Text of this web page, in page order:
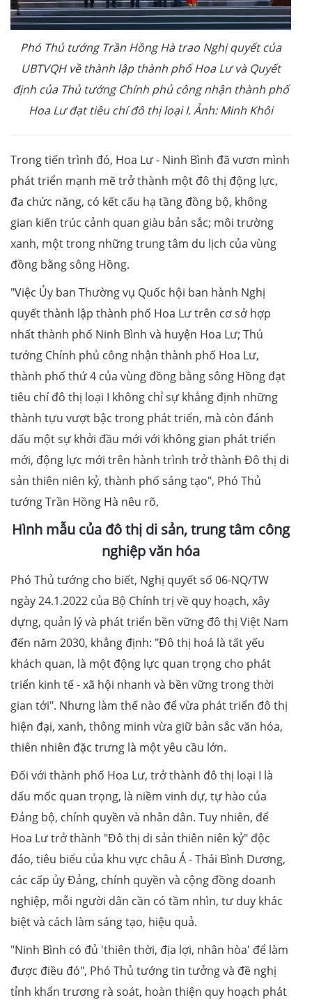
Phó Thủ tướng Trần Hồng Hà trao Nghị quyết của
UBTVQH về thành lập thành phố Hoa Lư và Quyết
định của Thủ tướng Chính phủ công nhận thành phố
Hoa Lư đạt tiêu chí đô thị loại I. Ảnh: Minh Khôi
Trong tiến trình đó, Hoa Lư - Ninh Bình đã vươn mình
phát triển mạnh mẽ trở thành một đô thị động lực,
đa chức năng, có kết cấu hạ tầng đồng bộ, không
gian kiến trúc cảnh quan giàu bản sắc; môi trường
xanh, một trong những trung tâm du lịch của vùng
đồng bằng sông Hồng.
"Việc Ủy ban Thường vụ Quốc hội ban hành Nghị
quyết thành lập thành phố Hoa Lư trên cơ sở hợp
nhất thành phố Ninh Bình và huyện Hoa Lư; Thủ
tướng Chính phủ công nhận thành phố Hoa Lư,
thành phố thứ 4 của vùng đồng bằng sông Hồng đạt
tiêu chí đô thị loại I không chỉ sự khẳng định những
thành tựu vượt bậc trong phát triển, mà còn đánh
dấu một sự khởi đầu mới với không gian phát triển
mới, động lực mới trên hành trình trở thành Đô thị di
sản thiên niên kỷ, thành phố sáng tạo", Phó Thủ
tướng Trần Hồng Hà nêu rõ,
Hình mẫu của đô thị di sản, trung tâm công
nghiệp văn hóa
Phó Thủ tướng cho biết, Nghị quyết số 06-NQ/TW
ngày 24.1.2022 của Bộ Chính trị về quy hoạch, xây
dựng, quản lý và phát triển bền vững đô thị Việt Nam
đến năm 2030, khẳng định: "Đô thị hoá là tất yếu
khách quan, là một động lực quan trọng cho phát
triển kinh tế - xã hội nhanh và bền vững trong thời
gian tới". Nhưng làm thế nào để vừa phát triển đô thị
hiện đại, xanh, thông minh vừa giữ bản sắc văn hóa,
thiên nhiên đặc trưng là một yêu cầu lớn.
Đối với thành phố Hoa Lư, trở thành đô thị loại I là
dấu mốc quan trọng, là niềm vinh dự, tự hào của
Đảng bộ, chính quyền và nhân dân. Tuy nhiên, để
Hoa Lư trở thành "Đô thị di sản thiên niên kỷ" độc
đáo, tiêu biểu của khu vực châu Á - Thái Bình Dương,
các cấp ủy Đảng, chính quyền và cộng đồng doanh
nghiệp, mỗi người dân cần có tầm nhìn, tư duy khác
biệt và cách làm sáng tạo, hiệu quả.
"Ninh Bình có đủ 'thiên thời, địa lợi, nhân hòa' để làm
được điều đó", Phó Thủ tướng tin tưởng và đề nghị
tỉnh khẩn trương rà soát, hoàn thiện quy hoạch phát